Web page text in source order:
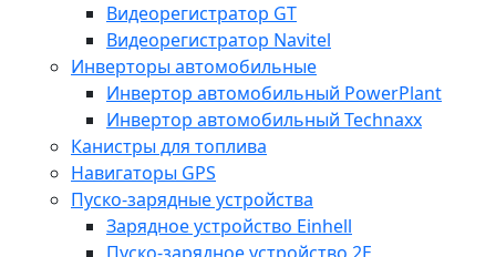
Видеорегистратор GT
Видеорегистратор Navitel
Инверторы автомобильные
Инвертор автомобильный PowerPlant
Инвертор автомобильный Technaxx
Канистры для топлива
Навигаторы GPS
Пуско-зарядные устройства
Зарядное устройство Einhell